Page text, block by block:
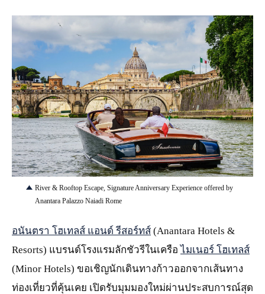
JPG
River & Rooftop Escape, Signature Anniversary Experience offered by
Anantara Palazzo Naiadi Rome
อนันตรา โฮเทลส์ แอนด์ รีสอร์ทส์ (Anantara Hotels &
Resorts) แบรนด์โรงแรมลักชัวรีในเครือไมเนอร์ โฮเทลส์
(Minor Hotels) ขอเชิญนักเดินทางก้าวออกจากเส้นทาง
ท่องเที่ยวที่คุ้นเคย เปิดรับมุมมองใหม่ผ่านประสบการณ์สุด